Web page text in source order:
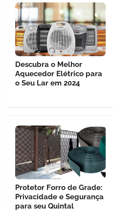
Descubra o Melhor
Aquecedor Elétrico para
o Seu Lar em 2024
Protetor Forro de Grade:
Privacidade e Segurança
para seu Quintal